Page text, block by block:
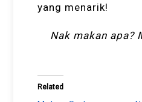
yang menarik!
Nak makan apa?
Related